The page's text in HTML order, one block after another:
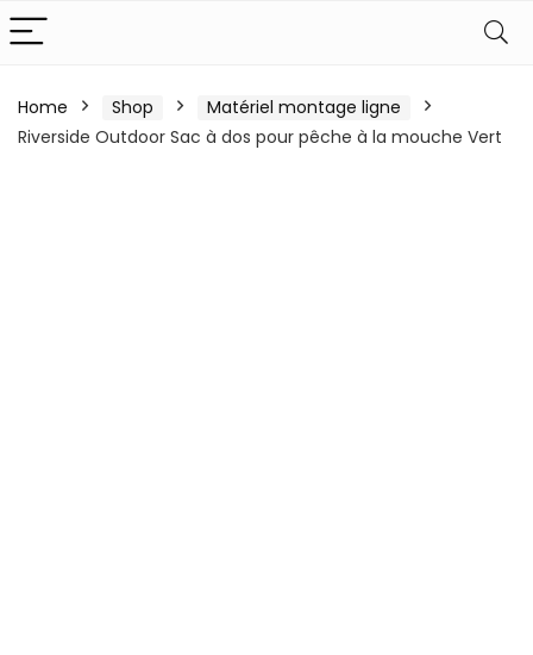
Home Shop
Matériel montage ligne
Riverside Outdoor Sac à dos pour pêche à la mouche Vert